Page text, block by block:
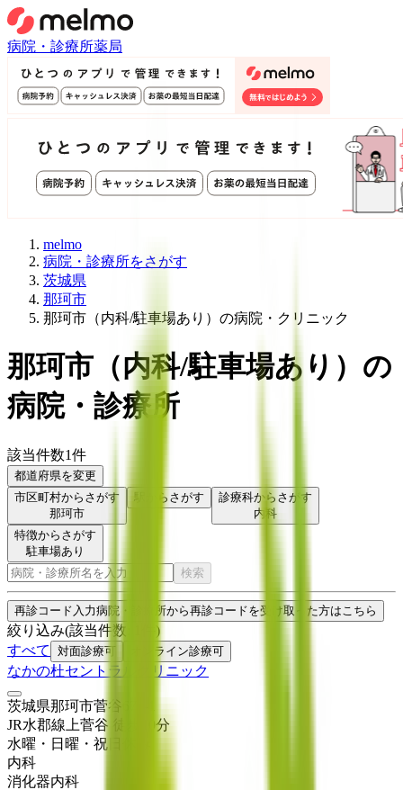
病院・診療所薬局
melmo
病院・診療所をさがす
茨城県
那珂市
那珂市（内科/駐車場あり）の病院・クリニック
那珂市 （内科/駐車場あり ） の
病院・診療所
該当件数1件
都道府県を変更
市区町村からさがす
那珂市
駅からさがす
診療科からさがす
内科
特徴からさがす
駐車場あり
検索
再診コード入力病院・診療所から再診コードを受け取った方はこちら
絞り込み(該当件数:
件)
すべて
対面診療可 オンライン診療可
なかの杜セントラルクリニック
茨城県那珂市菅谷673-1
JR水郡線 上菅谷
分
水曜・日曜・祝日
内科
消化器内科